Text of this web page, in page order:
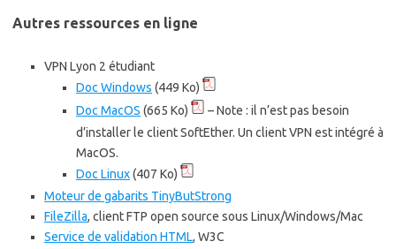
Autres ressources en ligne
VPN Lyon 2 étudiant
Doc Windows (449 Ko)
Doc MacOS (665 Ko)
– Note : il n’est pas besoin
d’installer le client SoftEther. Un client VPN est intégré à
MacOS.
Doc Linux(407 Ko)
Moteur de gabarits TinyButStrong
FileZilla, client FTP open source sous Linux/Windows/Mac
Service de validation HTML, W3C